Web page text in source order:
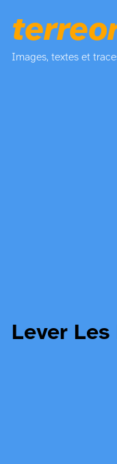
Images, textes et
Lever Les